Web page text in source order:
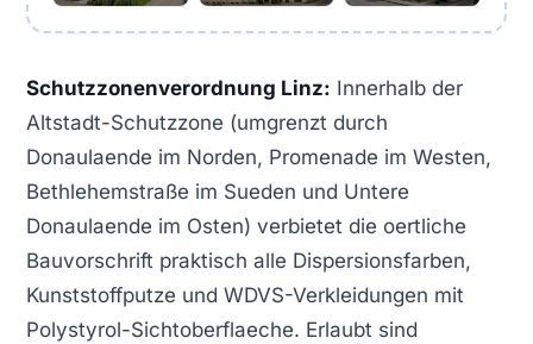
Schutzzonenverordnung Linz: Innerhalb der
Altstadt-Schutzzone (umgrenzt durch
Donaulaende im Norden, Promenade im Westen,
Bethlehemstraße im Sueden und Untere
Donaulaende im Osten) verbietet die oertliche
Bauvorschrift praktisch alle Dispersionsfarben,
Kunststoffputze und WDVS-Verkleidungen mit
Polystyrol-Sichtoberflaeche. Erlaubt sind